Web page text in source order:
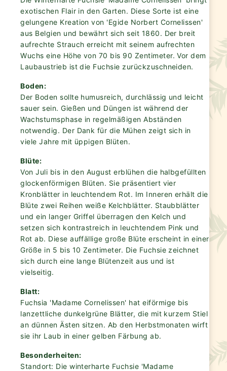
exotischen Flair in den Garten. Diese Sorte ist eine
gelungene Kreation von 'Egide Norbert Cornelissen'
aus Belgien und bewährt sich seit 1860. Der breit
aufrechte Strauch erreicht mit seinem aufrechten
Wuchs eine Höhe von 70 bis 90 Zentimeter. Vor dem
Laubaustrieb ist die Fuchsie zurückzuschneiden.
Boden:
Der Boden sollte humusreich, durchlässig und leicht
sauer sein. Gießen und Düngen ist während der
Wachstumsphase in regelmäßigen Abständen
notwendig. Der Dank für die Mühen zeigt sich in
viele Jahre mit üppigen Blüten.
Blüte:
Von Juli bis in den August erblühen die halbgefüllten
glockenförmigen Blüten. Sie präsentiert vier
Kronblätter in leuchtendem Rot. Im Inneren erhält die
Blüte zwei Reihen weiße Kelchblätter. Staubblätter
und ein langer Griffel überragen den Kelch und
setzen sich kontrastreich in leuchtendem Pink und
Rot ab. Diese auffällige große Blüte erscheint in einer
Größe in 5 bis 10 Zentimeter. Die Fuchsie zeichnet
sich durch eine lange Blütenzeit aus und ist
vielseitig.
Blatt:
Fuchsia 'Madame Cornelissen' hat eiförmige bis
lanzettliche dunkelgrüne Blätter, die mit kurzem Stiel
an dünnen Ästen sitzen. Ab den Herbstmonaten wirft
sie ihr Laub in einer gelben Färbung ab.
Besonderheiten:
Standort: Die winterharte Fuchsie 'Madame